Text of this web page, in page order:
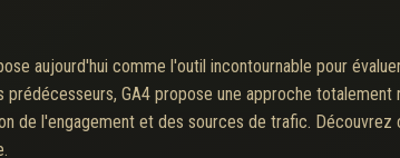
aujourd'hui comme l'outil incontournable pour
GA4 propose une approche
de l'engagement et des sources de trafic.